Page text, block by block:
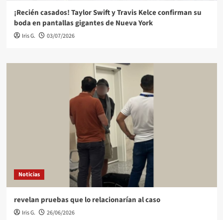
¡Recién casados! Taylor Swift y Travis Kelce confirman su
boda en pantallas gigantes de Nueva York
Iris G. 03/07/2026
Noticias
revelan pruebas que lo relacionarían al caso
Iris G. 26/06/2026